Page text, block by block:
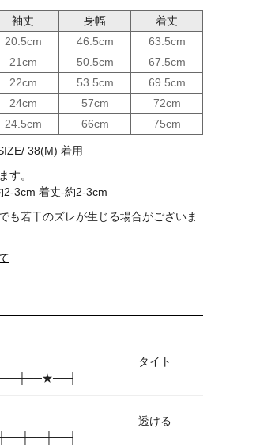
袖丈 身幅
着丈
20.5cm 46.5cm
63.5cm
21cm 50.5cm
67.5cm
22cm 53.5cm
69.5cm
24cm 57cm
72cm
24.5cm 66cm 75cm
38(M) 着用
す。
2-3cm 着丈-約2-3cm
も若干のズレが生じる場合がございま
タイト
透ける